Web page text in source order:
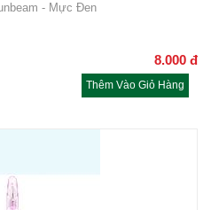
- Mực Đen
8.000 đ
Thêm Vào Giỏ Hàng